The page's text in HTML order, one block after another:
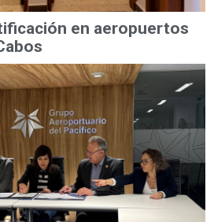
en aeropuertos